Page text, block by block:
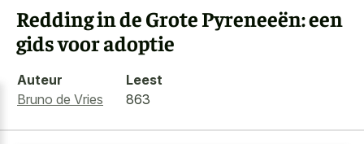
Redding in de Grote Pyreneeën: een
gids voor adoptie
Auteur
Bruno de Vries
Leest
863